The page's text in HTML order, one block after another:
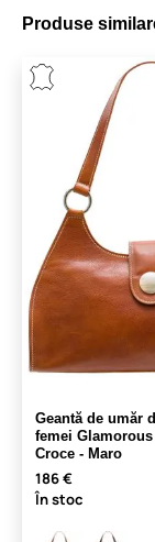
Produse
Geantă de umăr
femei
Croce - Maro
186 €
În stoc